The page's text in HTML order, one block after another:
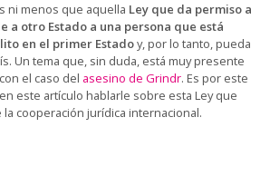
ni menos que aquella Ley que da permiso a
a otro Estado a una persona que está
en el primer Estadoy, por lo tanto, pueda
Un tema que, sin duda, está muy presente
el caso del asesino de Grindr. Es por este
este artículo hablarle sobre esta Ley que
cooperación jurídica internacional.